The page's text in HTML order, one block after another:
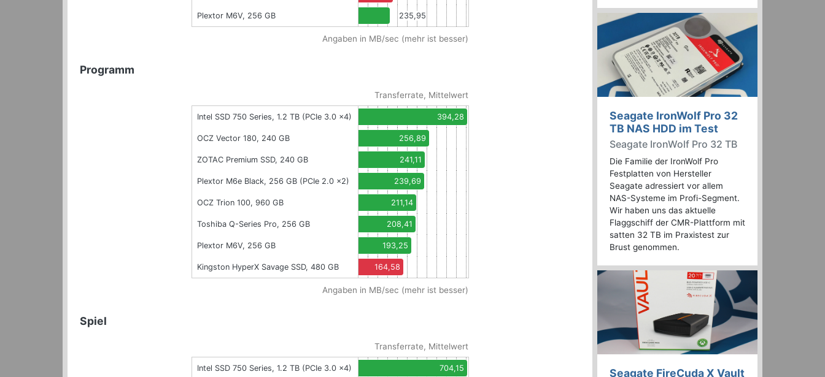
Plextor M6V, 256 GB 235,95
Angaben in MB/sec (mehr ist besser)
Programm
Transferrate, Mittelwert
Intel SSD 750 Series, 1.2 TB (PCIe 3.0 x4) 394,28
OCZ Vector 180, 240 GB 256,89
ZOTAC Premium SSD, 240 GB 241,11
Plextor M6e Black, 256 GB (PCIe 2.0 x2) 239,69
OCZ Trion 100, 960 GB 211,14
Toshiba Q-Series Pro, 256 GB 208,41
Plextor M6V, 256 GB 193,25
Kingston HyperX Savage SSD, 480 GB 164,58
Angaben in MB/sec (mehr ist besser)
Spiel
Transferrate, Mittelwert
Intel SSD 750 Series, 1.2 TB (PCIe 3.0 x4) 704,15
Seagate IronWolf Pro 32
TB NAS HDD im Test
Seagate IronWolf Pro 32 TB
Die Familie der IronWolf Pro
Festplatten von Hersteller
Seagate adressiert vor allem
NAS-Systeme im Profi-Segment.
Wir haben uns das aktuelle
Flaggschiff der CMR-Plattform mit
satten 32 TB im Praxistest zur
Brust genommen.
Seagate FireCuda X Vault